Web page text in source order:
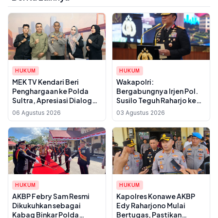
HUKUM
MEK TV Kendari Beri
Penghargaan ke Polda
Sultra, Apresiasi Dialog
Sinergi Polri dan
Masyarakat
06 Agustus 2026
HUKUM
Wakapolri:
Bergabungnya Irjen Pol.
Susilo Teguh Raharjo ke
UBISA Perkuat Jejaring
Nasional Pusat Studi
Kepolisian
03 Agustus 2026
HUKUM
AKBP Febry Sam Resmi
Dikukuhkan sebagai
Kabag Binkar Polda
HUKUM
Kapolres Konawe AKBP
Edy Raharjono Mulai
Bertugas, Pastikan